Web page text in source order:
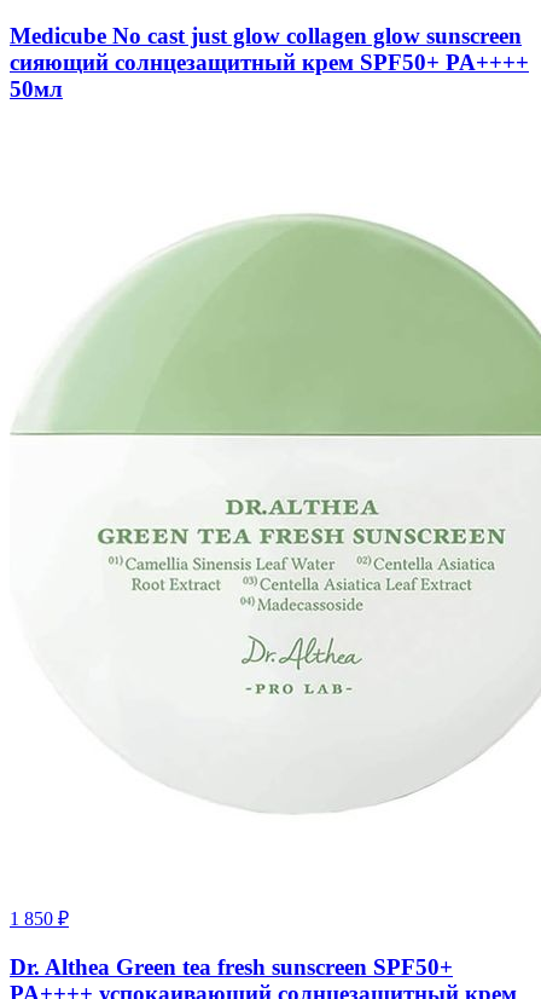
Medicube No cast just glow collagen glow sunscreen
сияющий солнцезащитный крем SPF50+ PA++++
50мл
1 850 ₽
Dr. Althea Green tea fresh sunscreen SPF50+
PA++++ успокаивающий солнцезащитный крем